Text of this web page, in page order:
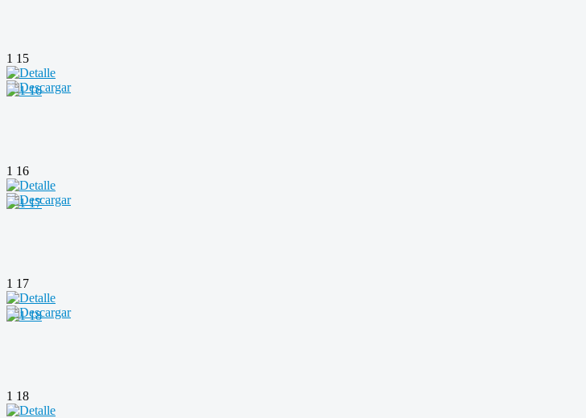
1 15
1 16
1 17
1 18